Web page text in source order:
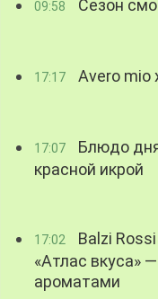
09:58 Сезон
17:17 Avero mio
17:07
Блюдо
красной икрой
17:02
Balzi
«Атлас вкуса»
ароматами